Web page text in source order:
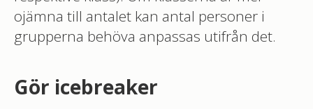
ojämna till antalet kan antal personer i
grupperna behöva anpassas utifrån det.
Gör icebreaker